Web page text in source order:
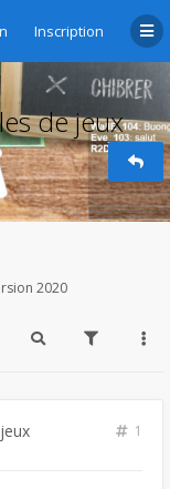
Inscription
de jeux
2020
1